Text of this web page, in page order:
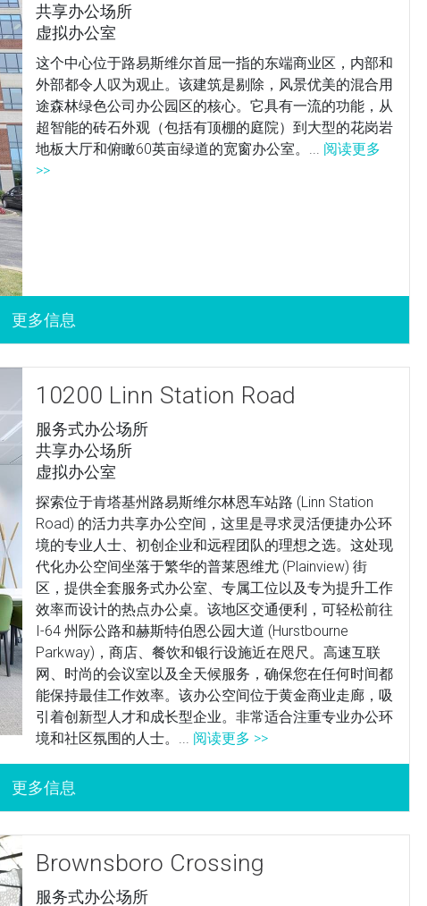
共享办公场所
虚拟办公室
这个中心位于路易斯维尔首屈一指的东端商业区，内部和
外部都令人叹为观止。该建筑是剔除，风景优美的混合用
途森林绿色公司办公园区的核心。它具有一流的功能，从
超智能的砖石外观（包括有顶棚的庭院）到大型的花岗岩
地板大厅和俯瞰60英亩绿道的宽窗办公室。... 阅读更多
>>
10200 Linn Station Road
服务式办公场所
共享办公场所
虚拟办公室
探索位于肯塔基州路易斯维尔林恩车站路 (Linn Station
Road) 的活力共享办公空间，这里是寻求灵活便捷办公环
境的专业人士、初创企业和远程团队的理想之选。这处现
代化办公空间坐落于繁华的普莱恩维尤 (Plainview) 街
区，提供全套服务式办公室、专属工位以及专为提升工作
效率而设计的热点办公桌。该地区交通便利，可轻松前往
I-64 州际公路和赫斯特伯恩公园大道 (Hurstbourne
Parkway)，商店、餐饮和银行设施近在咫尺。高速互联
网、时尚的会议室以及全天候服务，确保您在任何时间都
能保持最佳工作效率。该办公空间位于黄金商业走廊，吸
引着创新型人才和成长型企业。非常适合注重专业办公环
境和社区氛围的人士。... 阅读更多 >>
Brownsboro Crossing
服务式办公场所